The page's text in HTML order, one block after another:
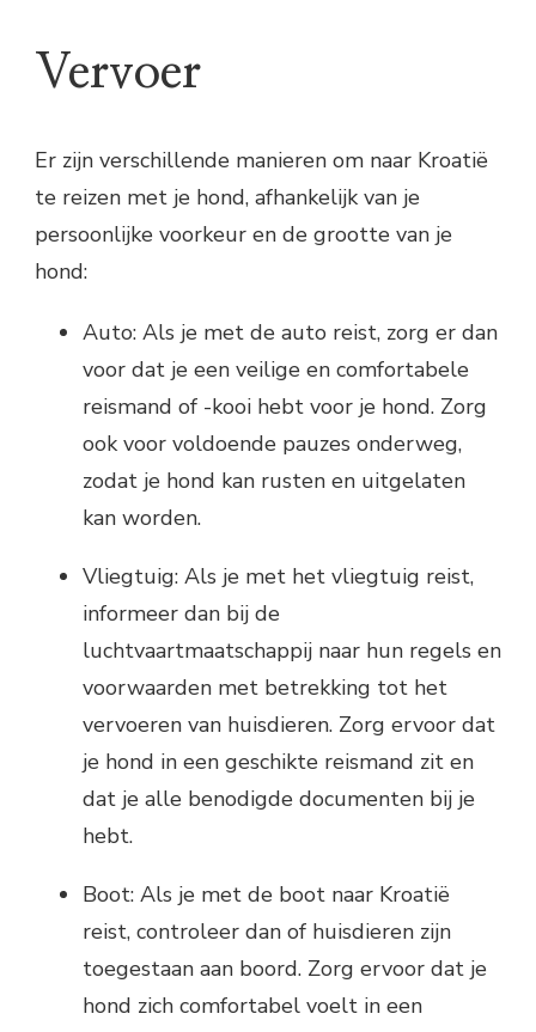
Vervoer
Er zijn verschillende manieren om naar Kroatië
te reizen met je hond, afhankelijk van je
persoonlijke voorkeur en de grootte van je
hond:
Auto: Als je met de auto reist, zorg er dan
voor dat je een veilige en comfortabele
reismand of -kooi hebt voor je hond. Zorg
ook voor voldoende pauzes onderweg,
zodat je hond kan rusten en uitgelaten
kan worden.
Vliegtuig: Als je met het vliegtuig reist,
informeer dan bij de
luchtvaartmaatschappij naar hun regels en
voorwaarden met betrekking tot het
vervoeren van huisdieren. Zorg ervoor dat
je hond in een geschikte reismand zit en
dat je alle benodigde documenten bij je
hebt.
Boot: Als je met de boot naar Kroatië
reist, controleer dan of huisdieren zijn
toegestaan aan boord. Zorg ervoor dat je
hond zich comfortabel voelt in een